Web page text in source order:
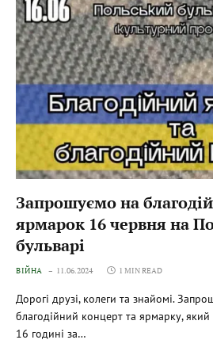
Запрошуємо на
ярмарок 16 червня на
бульварі
ВІЙНА 11.06.2024 1 MIN READ
Дорогі друзі, колеги та знайомі.
благодійний концерт та ярмарку,
16 годині за…